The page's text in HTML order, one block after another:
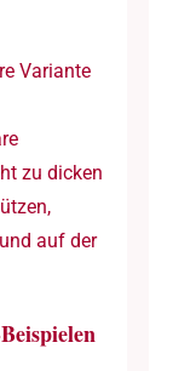
Variante
zu dicken
auf der